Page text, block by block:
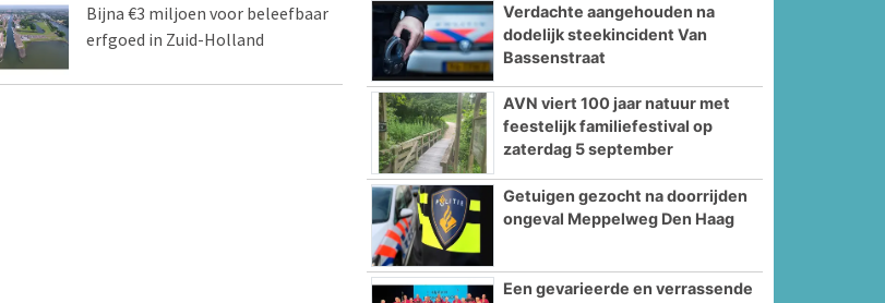
Bijna €3 miljoen voor beleefbaar
erfgoed in Zuid-Holland
Verdachte aangehouden na
dodelijk steekincident Van
Bassenstraat
AVN viert 100 jaar natuur met
feestelijk familiefestival op
zaterdag 5 september
Getuigen gezocht na doorrijden
ongeval Meppelweg Den Haag
Een gevarieerde en verrassende